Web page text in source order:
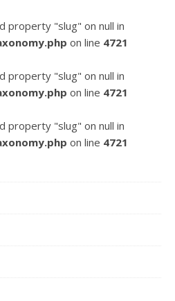
property "slug" on null in
on line 4721
property "slug" on null in
on line 4721
property "slug" on null in
on line 4721